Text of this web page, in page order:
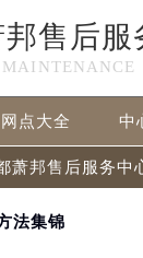
邦售后服
MAINTENANCE
网点大全 中
萧邦售后服务中
法集锦